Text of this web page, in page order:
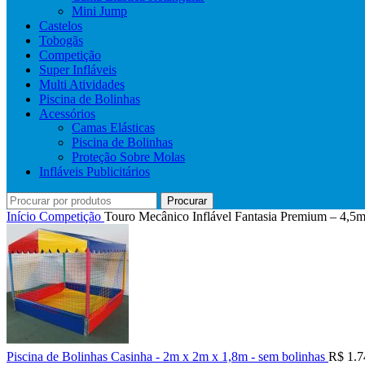
Mini Jump
Castelos
Tobogãs
Competição
Super Infláveis
Multi Atividades
Piscina de Bolinhas
Acessórios
Camas Elásticas
Piscina de Bolinhas
Proteção Sobre Molas
Infláveis Publicitários
Procurar
Início Competição Touro Mecânico Inflável Fantasia Premium –
Piscina de Bolinhas Casinha - 2m x 2m x 1,8m - sem bolinhas R$